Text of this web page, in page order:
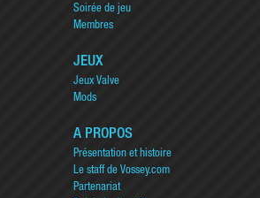
Soirée de jeu
Membres
JEUX
Jeux Valve
Mods
A PROPOS
Présentation et histoire
Le staff de Vossey.com
Partenariat